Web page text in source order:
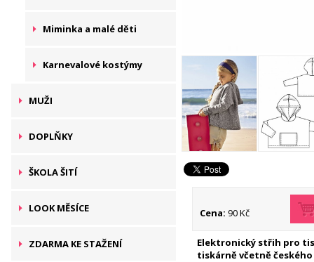
Miminka a malé děti
Karnevalové kostýmy
MUŽI
DOPLŇKY
ŠKOLA ŠITÍ
LOOK MĚSÍCE
ZDARMA KE STAŽENÍ
Cena: 90 Kč
Elektronický střih pro
tiskárně včetně českého